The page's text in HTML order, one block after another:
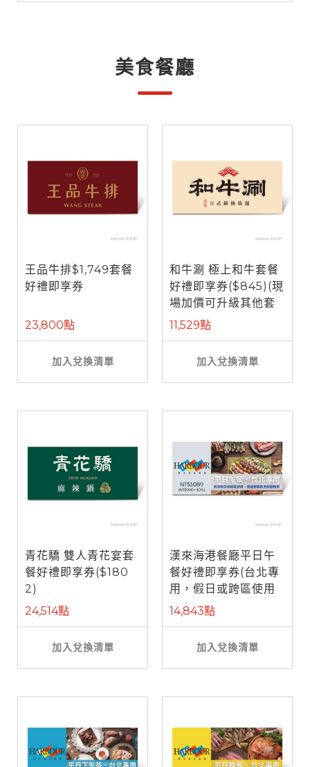
美食餐廳
王品牛排$1,749套餐
好禮即享券
23,800點
加入兌換清單
和牛涮 極上和牛套餐
好禮即享券($845)(現
場加價可升級其他套
餐)
11,529點
加入兌換清單
青花驕 雙人青花宴套
餐好禮即享券($180
2)
24,514點
加入兌換清單
漢來海港餐廳平日午
餐好禮即享券(台北專
用，假日或跨區使用
需補差額)
14,843點
加入兌換清單